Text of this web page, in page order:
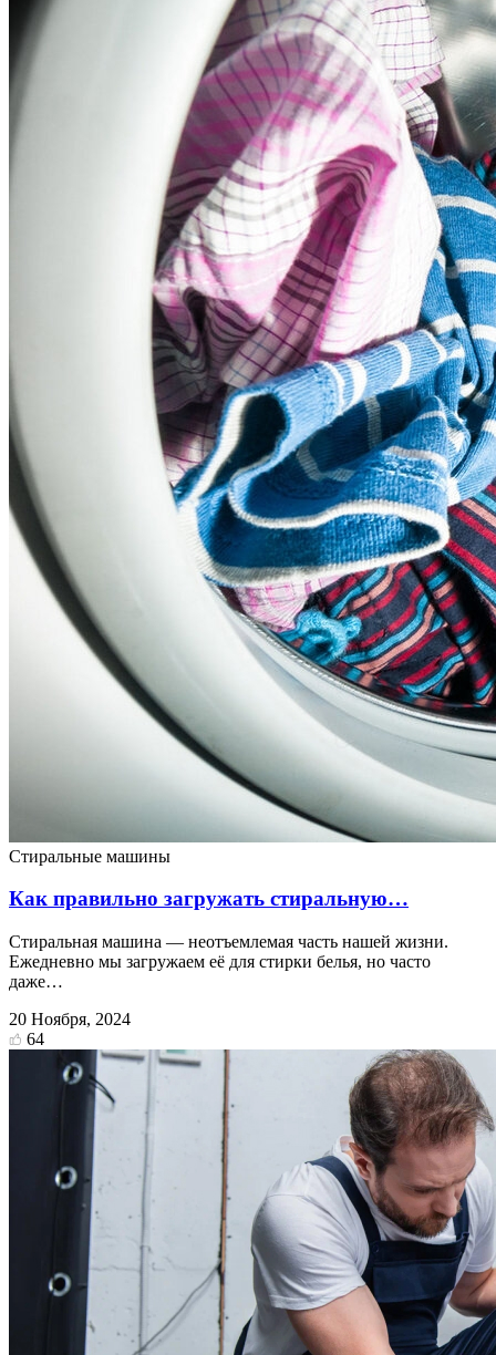
Стиральные машины
Как правильно загружать стиральную…
Стиральная машина — неотъемлемая часть нашей жизни.
Ежедневно мы загружаем её для стирки белья, но часто
даже…
20 Ноября, 2024
64